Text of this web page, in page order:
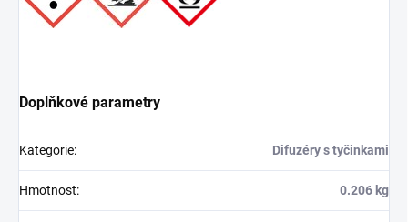
Doplňkové parametry
Kategorie: Difuzéry s tyčinkami
Hmotnost: 0.206 kg